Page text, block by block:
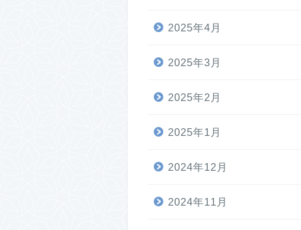
2025年4月
2025年3月
2025年2月
2025年1月
2024年12月
2024年11月